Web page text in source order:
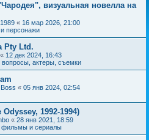
визуальная новелла на
« 16 мар 2026, 21:00
персонажи
Pty Ltd.
« 12 дек 2024, 16:43
актеры, съемки
« 05 янв 2024, 02:54
1992-1994)
« 28 янв 2021, 18:59
фильмы и сериалы